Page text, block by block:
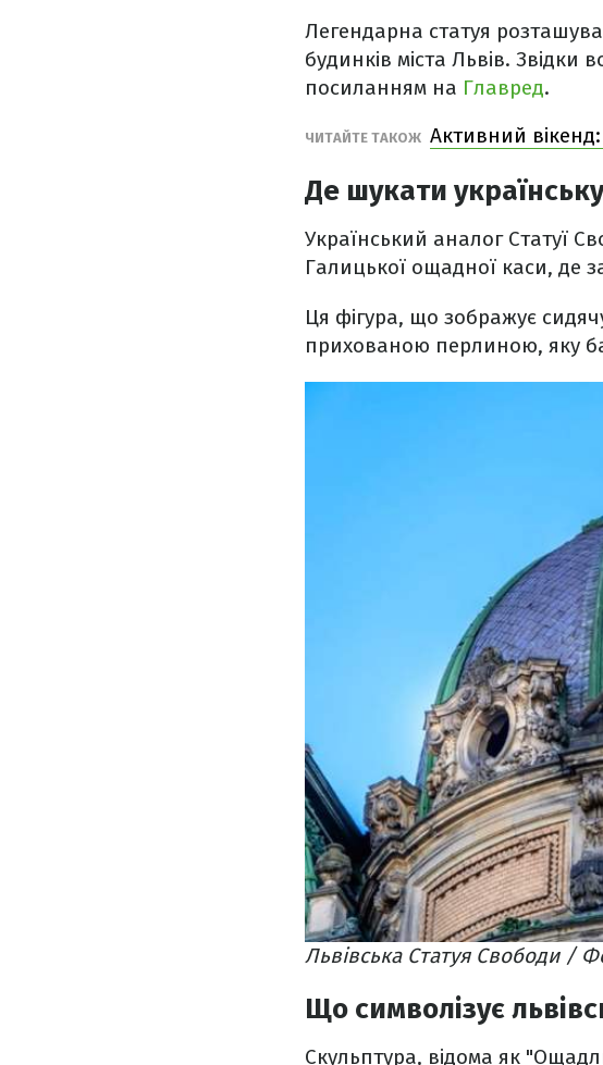
Легендарна статуя
будинків міста Львів. Звідки
посиланням на Главред.
ЧИТАЙТЕ ТАКОЖ Активний
Де шукати
Український аналог Статуї
Галицької ощадної каси, де
Ця фігура, що зображує
прихованою перлиною, яку
Львівська Статуя Свободи /
Що символізує
Скульптура, відома як